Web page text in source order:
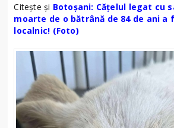
Citește și Botoșani: Cățelul legat cu
moarte de o bătrână de 84 de ani a
localnic! (Foto)